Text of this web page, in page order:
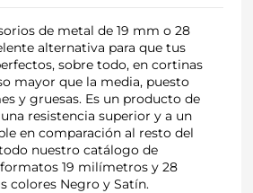
de metal de 19 mm o 28
alternativa para que tus
sobre todo, en cortinas
mayor que la media, puesto
y gruesas. Es un producto de
resistencia superior y a un
en comparación al resto del
nuestro catálogo de
19 milímetros y 28
colores Negro y Satín.